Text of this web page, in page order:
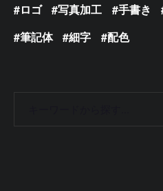
ロゴ
写真加工 手書き
筆記体
細字 配色